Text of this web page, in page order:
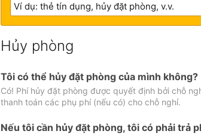
Hủy phòng
Tôi có thể hủy đặt phòng của mình không?
Có! Phí hủy đặt phòng được quyết định bởi chỗ
thanh toán các phụ phí (nếu có) cho chỗ nghỉ.
Nếu tôi cần hủy đặt phòng, tôi có phải trả